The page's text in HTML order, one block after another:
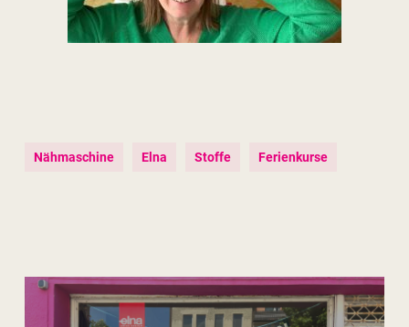
Nähmaschine Elna Stoffe Ferienkurse